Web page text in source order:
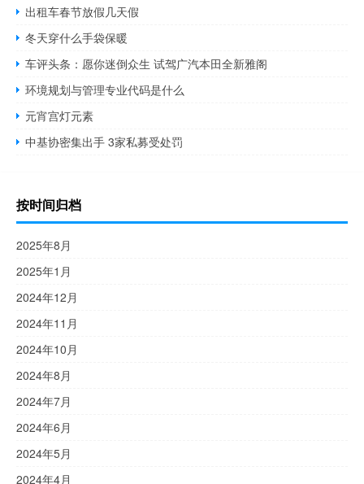
出租车春节放假几天假
冬天穿什么手袋保暖
车评头条：愿你迷倒众生 试驾广汽本田全新雅阁
环境规划与管理专业代码是什么
元宵宫灯元素
中基协密集出手 3家私募受处罚
按时间归档
2025年8月
2025年1月
2024年12月
2024年11月
2024年10月
2024年8月
2024年7月
2024年6月
2024年5月
2024年4月